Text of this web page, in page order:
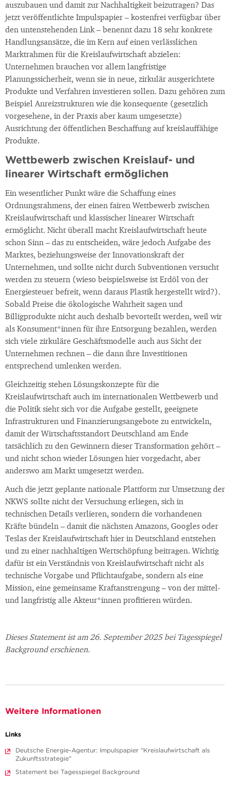
auszubauen und damit zur Nachhaltigkeit beizutragen? Das
jetzt veröffentlichte Impulspapier – kostenfrei verfügbar über
den untenstehenden Link – benennt dazu 18 sehr konkrete
Handlungsansätze, die im Kern auf einen verlässlichen
Marktrahmen für die Kreislaufwirtschaft abzielen:
Unternehmen brauchen vor allem langfristige
Planungssicherheit, wenn sie in neue, zirkulär ausgerichtete
Produkte und Verfahren investieren sollen. Dazu gehören zum
Beispiel Anreizstrukturen wie die konsequente (gesetzlich
vorgesehene, in der Praxis aber kaum umgesetzte)
Ausrichtung der öffentlichen Beschaffung auf kreislauffähige
Produkte.
Wettbewerb zwischen Kreislauf- und
linearer Wirtschaft ermöglichen
Ein wesentlicher Punkt wäre die Schaffung eines
Ordnungsrahmens, der einen fairen Wettbewerb zwischen
Kreislaufwirtschaft und klassischer linearer Wirtschaft
ermöglicht. Nicht überall macht Kreislaufwirtschaft heute
schon Sinn – das zu entscheiden, wäre jedoch Aufgabe des
Marktes, beziehungsweise der Innovationskraft der
Unternehmen, und sollte nicht durch Subventionen versucht
werden zu steuern (wieso beispielsweise ist Erdöl von der
Energiesteuer befreit, wenn daraus Plastik hergestellt wird?).
Sobald Preise die ökologische Wahrheit sagen und
Billigprodukte nicht auch deshalb bevorteilt werden, weil wir
als Konsument*innen für ihre Entsorgung bezahlen, werden
sich viele zirkuläre Geschäftsmodelle auch aus Sicht der
Unternehmen rechnen – die dann ihre Investitionen
entsprechend umlenken werden.
Gleichzeitig stehen Lösungskonzepte für die
Kreislaufwirtschaft auch im internationalen Wettbewerb und
die Politik sieht sich vor die Aufgabe gestellt, geeignete
Infrastrukturen und Finanzierungsangebote zu entwickeln,
damit der Wirtschaftsstandort Deutschland am Ende
tatsächlich zu den Gewinnern dieser Transformation gehört –
und nicht schon wieder Lösungen hier vorgedacht, aber
anderswo am Markt umgesetzt werden.
Auch die jetzt geplante nationale Plattform zur Umsetzung der
NKWS sollte nicht der Versuchung erliegen, sich in
technischen Details verlieren, sondern die vorhandenen
Kräfte bündeln – damit die nächsten Amazons, Googles oder
Teslas der Kreislaufwirtschaft hier in Deutschland entstehen
und zu einer nachhaltigen Wertschöpfung beitragen. Wichtig
dafür ist ein Verständnis von Kreislaufwirtschaft nicht als
technische Vorgabe und Pflichtaufgabe, sondern als eine
Mission, eine gemeinsame Kraftanstrengung – von der mittel-
und langfristig alle Akteur*innen profitieren würden.
Dieses Statement ist am 26. September 2025 bei Tagesspiegel
Background erschienen.
Weitere Informationen
Links
Deutsche Energie-Agentur: Impulspapier "Kreislaufwirtschaft als
Zukunftsstrategie"
Statement bei Tagesspiegel Background